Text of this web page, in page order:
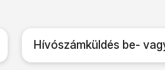
Hívószámküldés be-